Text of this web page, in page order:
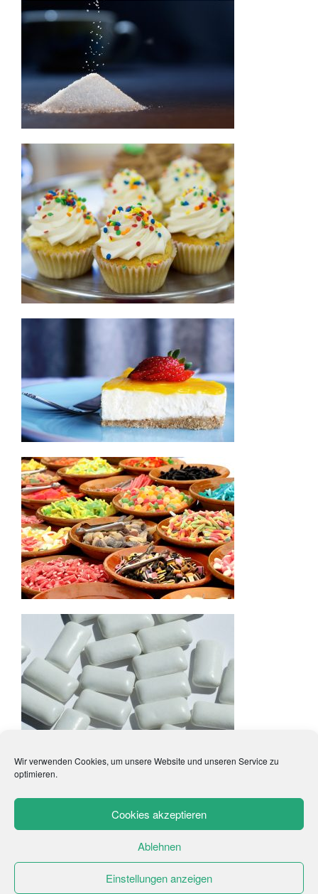
Wir verwenden Cookies, um unsere Website und unseren Service zu
optimieren.
Cookies akzeptieren
Ablehnen
Einstellungen anzeigen